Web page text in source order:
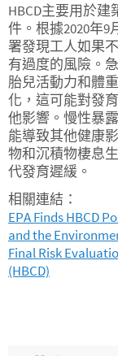
HBCD主要用於
件。根據2020年
署發現工人如果
有過度的風險。
胎兒活動力和體
化，這可能對發
他影響。慢性暴
能導致其他健康
物和沉積物棲息
代發育遲緩。
相關連結：
EPA Finds HBCD
and the
Final Risk
(HBCD)